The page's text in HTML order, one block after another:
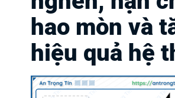
hao mòn và
hiệu quả hệ